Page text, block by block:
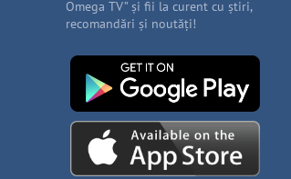
Omega TV” și fii la curent cu știri,
recomandări și noutăți!